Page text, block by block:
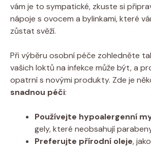
vám ⁤je to⁤ sympatické, zkuste si
nápoje s⁢ ovocem a bylinkami, ⁣které
⁢zůstat svěží.
Při ⁢výběru osobní ​péče zohledněte
vašich loktů​ na infekce může být, a
opatrní ‍s novými produkty. Zde je
snadnou péči:
Používejte hypoalergenní
gely, ‌které‌ neobsahují‍
Preferujte ⁣přírodní ‍oleje,​